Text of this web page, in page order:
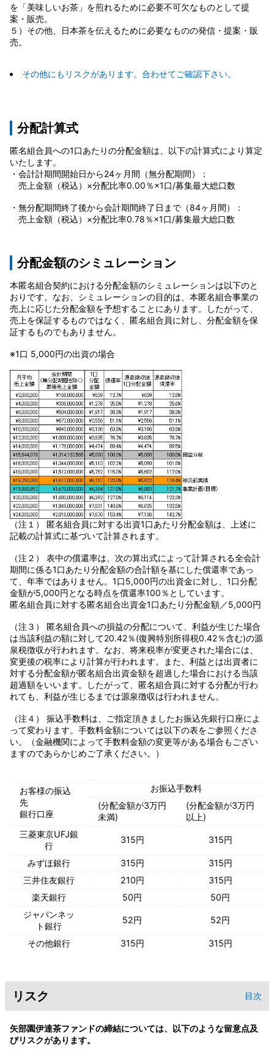
を「美味しいお茶」を煎れるために必要不可欠なものとして提
案・販売。
５）その他、日本茶を伝えるために必要なものの発信・提案・販
売。
その他にもリスクがあります。合わせてご確認下さい。
分配計算式
匿名組合員への1口あたりの分配金額は、以下の計算式により算定
いたします。
・会計計期間開始日から24ヶ月間（無分配期間）：
売上金額（税込）×分配比率0.00％×1口/募集最大総口数
・無分配期間終了後から会計期間終了日まで（84ヶ月間）：
売上金額（税込）×分配比率0.78％×1口/募集最大総口数
分配金額のシミュレーション
本匿名組合契約における分配金額のシミュレーションは以下のと
おりです。なお、シミュレーションの目的は、本匿名組合事業の
売上に応じた分配金額を予想することにあります。したがって、
売上を保証するものではなく、匿名組合員に対し、分配金額を保
証するものでもありません。
※1口 5,000円の出資の場合
（注１） 匿名組合員に対する出資1口あたり分配金額は、上述に
記載の計算式に基づいて計算されます。
（注２） 表中の償還率は、次の算出式によって計算される全会計
期間に係る1口あたり分配金額の合計額を基にした償還率であっ
て、年率ではありません。1口5,000円の出資金に対し、1口分配
金額が5,000円となる時点を償還率100％としています。
匿名組合員に対する匿名組合出資金1口あたり分配金額／5,000円
（注３） 匿名組合員への損益の分配について、利益が生じた場合
は当該利益の額に対して20.42％(復興特別所得税0.42％含む)の源
泉税徴収が行われます。なお、将来税率が変更された場合には、
変更後の税率により計算が行われます。また、利益とは出資者に
対する分配金額が匿名組合出資金額を超過した場合における当該
超過額をいいます。したがって、匿名組合員に対する分配が行わ
れても、利益が生じるまでは源泉徴収は行われません。
（注４） 振込手数料は、ご指定頂きましたお振込先銀行口座によ
って変わります。手数料金額については以下の表をご参照くださ
い。（金融機関によって手数料金額の変更等がある場合もござい
ますのであらかじめご了承ください。）
お客様の振込
先
銀行口座
お振込手数料
(分配金額が3万円
未満)
(分配金額が3万円
以上)
三菱東京UFJ銀
行
315円 315円
みずほ銀行 315円
315円
三井住友銀行
210円
315円
楽天銀行
50円
50円
ジャパンネッ
ト銀行
52円 52円
その他銀行 315円 315円
リスク 目次
矢部園伊達茶ファンドの締結については、以下のような留意点及
びリスクがあります。